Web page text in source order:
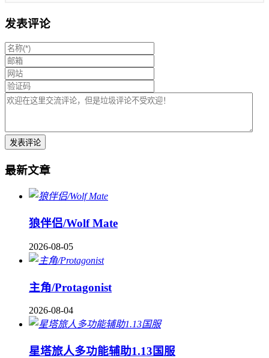
发表评论
最新文章
狼伴侣/Wolf Mate
2026-08-05
主角/Protagonist
2026-08-04
星塔旅人多功能辅助1.13国服